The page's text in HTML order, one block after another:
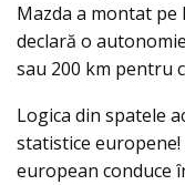
Mazda a montat pe
declară o
sau 200 km pentru
Logica din spatele
statistice
european conduce